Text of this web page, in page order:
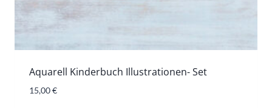
Aquarell Kinderbuch Illustrationen- Set
15,00€